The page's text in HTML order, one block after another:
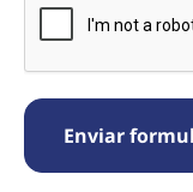
Enviar